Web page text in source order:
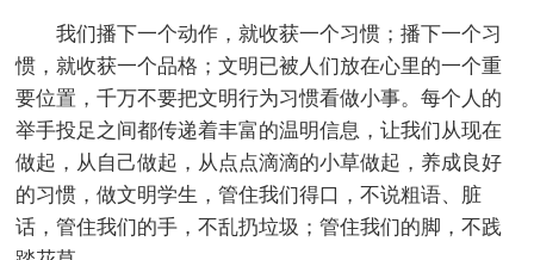
我们播下一个动作，就收获一个习惯；播下一个习
惯，就收获一个品格；文明已被人们放在心里的一个重
要位置，千万不要把文明行为习惯看做小事。每个人的
举手投足之间都传递着丰富的温明信息，让我们从现在
做起，从自己做起，从点点滴滴的小草做起，养成良好
的习惯，做文明学生，管住我们得口，不说粗语、脏
话，管住我们的手，不乱扔垃圾；管住我们的脚，不践